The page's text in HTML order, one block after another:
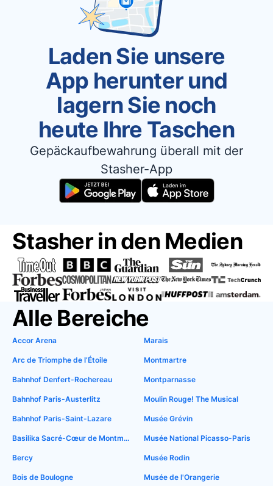
Laden Sie unsere
App herunter und
lagern Sie noch
heute Ihre Taschen
Gepäckaufbewahrung überall mit der
Stasher-App
Stasher in den Medien
Alle Bereiche
Accor Arena
Arc de Triomphe de l’Étoile
Bahnhof Denfert-Rochereau
Bahnhof Paris-Austerlitz
Bahnhof Paris-Saint-Lazare
Basilika Sacré-Cœur de Montmartre
Bercy
Bois de Boulogne
Marais
Montmartre
Montparnasse
Moulin Rouge! The Musical
Musée Grévin
Musée National Picasso-Paris
Musée Rodin
Musée de l'Orangerie